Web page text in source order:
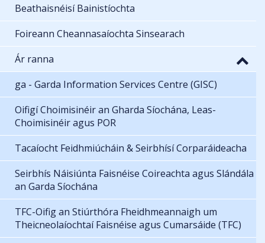
Beathaisnéisí Bainistíochta
Foireann Cheannasaíochta Sinsearach
Ár ranna
ga - Garda Information Services Centre (GISC)
Oifigí Choimisinéir an Gharda Síochána, Leas-
Choimisinéir agus POR
Tacaíocht Feidhmiúcháin & Seirbhísí Corparáideacha
Seirbhís Náisiúnta Faisnéise Coireachta agus Slándála
an Garda Síochána
TFC-Oifig an Stiúrthóra Fheidhmeannaigh um
Theicneolaíochtaí Faisnéise agus Cumarsáide (TFC)